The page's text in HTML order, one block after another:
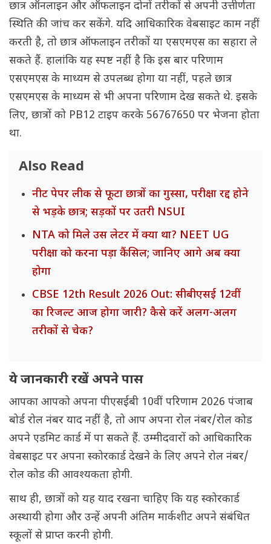
छात्र ऑनलाइन और ऑफलाइन दोनों तरीकों से अपनी उत्तीर्णता
स्थिति की जांच कर सकेंगे. यदि आधिकारिक वेबसाइट काम नहीं
करती है, तो छात्र ऑफलाइन तरीकों या एसएमएस का सहारा ले
सकते हैं. हालांकि यह स्पष्ट नहीं है कि इस बार परिणाम
एसएमएस के माध्यम से उपलब्ध होगा या नहीं, पहले छात्र
एसएमएस के माध्यम से भी अपना परिणाम देख सकते थे. इसके
लिए, छात्रों को PB12 टाइप करके 56767650 पर भेजना होता
था.
Also Read
नीट पेपर लीक से फूटा छात्रों का गुस्सा, परीक्षा रद्द होने
से भड़के छात्र; सड़कों पर उतरी NSUI
NTA को मिले उस लेटर में क्या था? NEET UG
परीक्षा को करना पड़ा कैंसिल; जानिए आगे अब क्या
होगा
CBSE 12th Result 2026 Out: सीबीएसई 12वीं
का रिजल्ट आज होगा जारी? कैसे करें अलग-अलग
तरीकों से चेक?
ये जानकारी रखें अपने पास
आपका आपको अपना पीएसईबी 10वीं परिणाम 2026 पंजाब
बोर्ड रोल नंबर याद नहीं है, तो आप अपना रोल नंबर/रोल कोड
अपने एडमिट कार्ड में पा सकते हैं. उम्मीदवारों को आधिकारिक
वेबसाइट पर अपना स्कोरकार्ड देखने के लिए अपने रोल नंबर/
रोल कोड की आवश्यकता होगी.
साथ ही, छात्रों को यह याद रखना चाहिए कि यह स्कोरकार्ड
अस्थायी होगा और उन्हें अपनी अंतिम मार्कशीट अपने संबंधित
स्कूलों से प्राप्त करनी होगी.